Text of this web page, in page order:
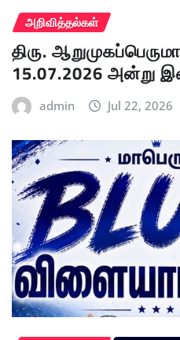
அறிவித்தல்கள்
திரு.
15.07.2026 அன்று
admin Jul 22, 2026